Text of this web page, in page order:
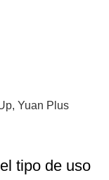
Yuan Plus
tipo de uso